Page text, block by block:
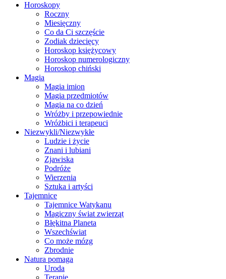
Horoskopy
Roczny
Miesięczny
Co da Ci szczęście
Zodiak dziecięcy
Horoskop księżycowy
Horoskop numerologiczny
Horoskop chiński
Magia
Magia imion
Magia przedmiotów
Magia na co dzień
Wróżby i przepowiednie
Wróżbici i terapeuci
Niezwykli/Niezwykłe
Ludzie i życie
Znani i lubiani
Zjawiska
Podróże
Wierzenia
Sztuka i artyści
Tajemnice
Tajemnice Watykanu
Magiczny świat zwierząt
Błękitna Planeta
Wszechświat
Co może mózg
Zbrodnie
Natura pomaga
Uroda
Terapie